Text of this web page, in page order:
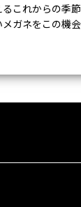
これからの季節
ガネをこの機